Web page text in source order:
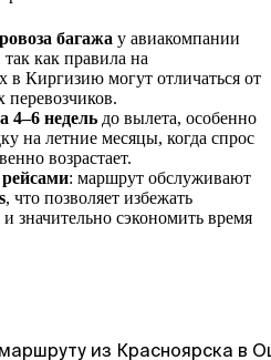
багажа у авиакомпании
так как правила на
в Киргизию могут отличаться от
перевозчиков.
4–6 недель до вылета, особенно
на летние месяцы, когда спрос
возрастает.
: маршрут обслуживают
, что позволяет избежать
значительно сэкономить время
из Красноярска в